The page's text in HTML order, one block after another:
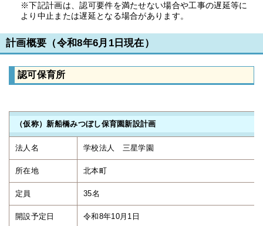
※下記計画は、認可要件を満たせない場合や工事の遅延等に
より中止または遅延となる場合があります。
計画概要（令和8年6月1日現在）
認可保育所
（仮称）新船橋みつぼし保育園新設計画
法人名 学校法人 三星学園
所在地 北本町
定員 35名
開設予定日 令和8年10月1日